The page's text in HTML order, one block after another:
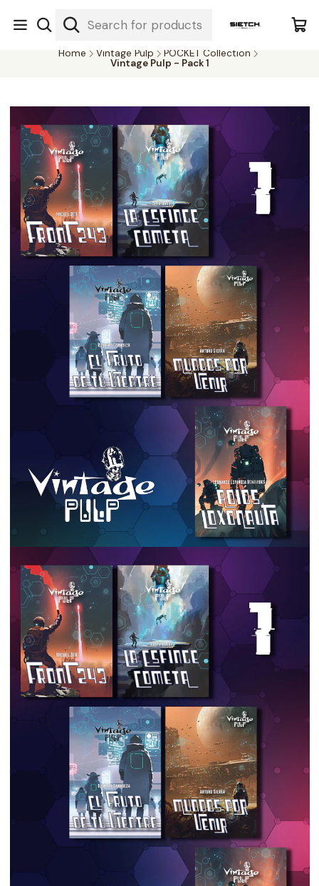
Nuestra librería - Serrano 317 local 3 - Limache.
#SomospartedelSietch
Home Vintage Pulp
POCKET Collection
Vintage Pulp - Pack 1